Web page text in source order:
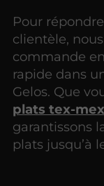
Pour
clientèle,
commande
rapide dans
Gelos. Que
plats tex-mex
garantissons
plats jusqu’à